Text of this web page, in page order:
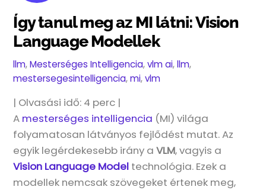
Így tanul meg az MI látni: Vision
Language Modellek
llm,Mesterséges Intelligencia,vlm ai,llm,
mestersegesintelligencia,mi,vlm
| Olvasási idő: 4 perc |
A mesterséges intelligencia (MI) világa
folyamatosan látványos fejlődést mutat. Az
egyik legérdekesebb irány aVLM, vagyis a
Vision Language Model technológia. Ezek a
modellek nemcsak szövegeket értenek meg,